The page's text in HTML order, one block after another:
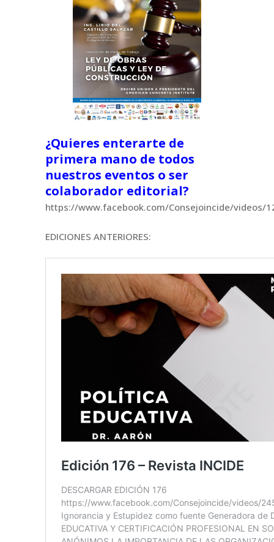
¿Quieres enterarte de
primera mano de todos
nuestros eventos o ser
colaborador editorial?
https://www.facebook.com/Consejoincide/videos/
EDICIONES ANTERIORES: